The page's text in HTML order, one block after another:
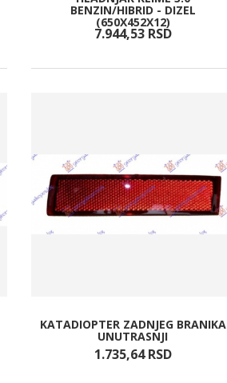
BENZIN/HIBRID - DIZEL
(650X452X12)
7.944,53 RSD
KATADIOPTER ZADNJEG BRANIKA
UNUTRASNJI
1.735,64 RSD